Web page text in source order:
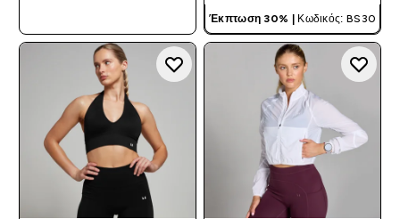
Έκπτωση 30% | Κωδικός: BS30